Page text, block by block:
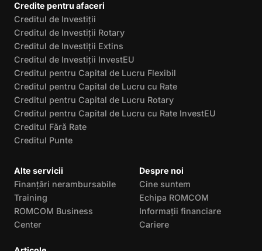
Credite pentru afaceri
Creditul de Investiții
Creditul de Investiții Rotary
Creditul de Investiții Extins
Creditul de Investiții InvestEU
Creditul pentru Capital de Lucru Flexibil
Creditul pentru Capital de Lucru cu Rate
Creditul pentru Capital de Lucru Rotary
Creditul pentru Capital de Lucru cu Rate InvestEU
Creditul Fără Rate
Creditul Punte
Alte servicii
Finanțări nerambursabile
Training
ROMCOM Business
Center
Despre noi
Cine suntem
Echipa ROMCOM
Informații financiare
Cariere